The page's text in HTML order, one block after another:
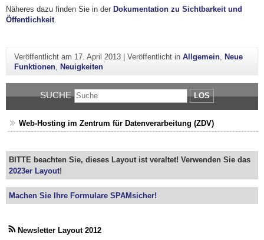
Näheres dazu finden Sie in der Dokumentation zu Sichtbarkeit und
Öffentlichkeit
Veröffentlicht am 17. April 2013| Veröffentlicht in Allgemein,
Neue
Funktionen, Neuigkeiten
SUCHE LOS
Web-Hosting im Zentrum für Datenverarbeitung (ZDV)
BITTE beachten Sie, dieses Layout ist veraltet! Verwenden Sie das
2023er Layout!
Machen Sie Ihre Formulare SPAMsicher!
Newsletter Layout 2012